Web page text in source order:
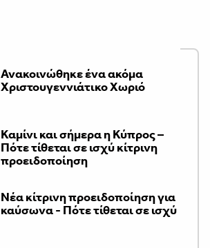
Ανακοινώθηκε ένα ακόμα
Χριστουγεννιάτικο Χωριό
Καμίνι και σήμερα η Κύπρος –
Πότε τίθεται σε ισχύ κίτρινη
προειδοποίηση
Νέα κίτρινη προειδοποίηση για
καύσωνα - Πότε τίθεται σε ισχύ